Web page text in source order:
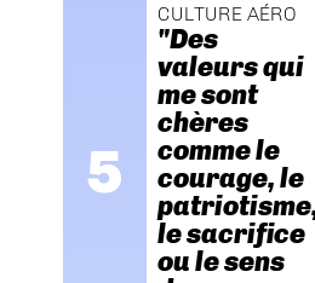
CULTURE AÉRO
"Des
valeurs qui
me sont
chères
comme le
courage, le
le sacrifice
ou le sens